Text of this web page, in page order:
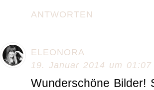
ANTWORTEN
ELEONORA
19. Januar 2014 um 01:07
Wunderschöne Bilder!